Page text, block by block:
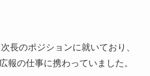
長のポジションに就いており、
報の仕事に携わっていました。